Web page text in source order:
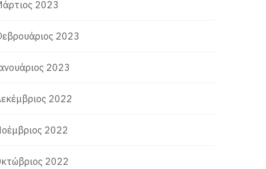
2023
2023
2023
2022
2022
2022